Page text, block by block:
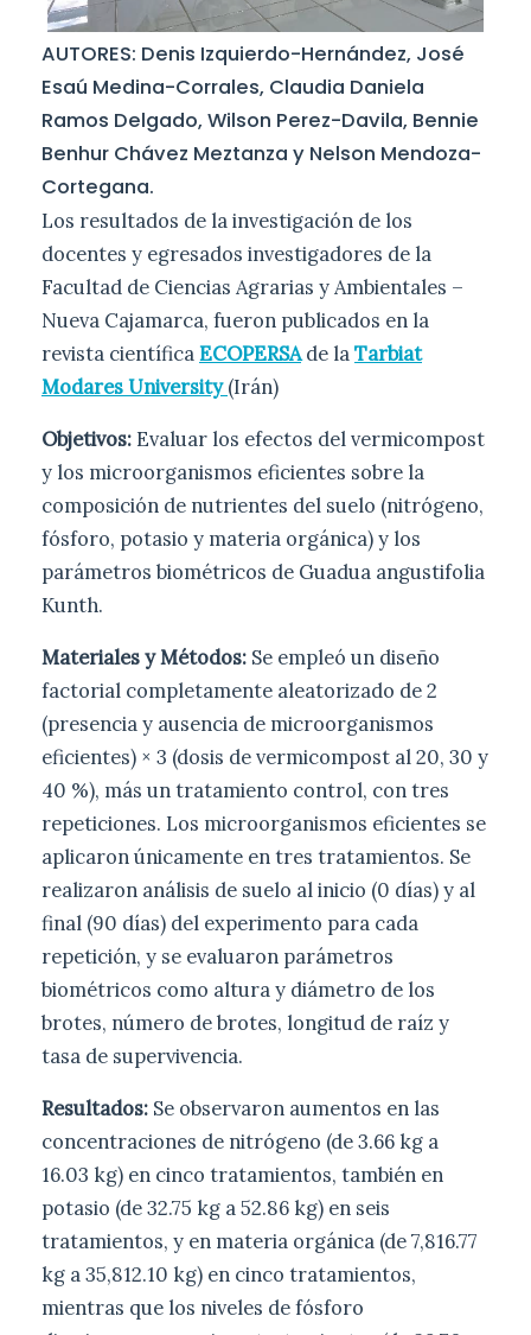
AUTORES: Denis Izquierdo-Hernández, José
Esaú Medina-Corrales, Claudia Daniela
Ramos Delgado, Wilson Perez-Davila, Bennie
Benhur Chávez Meztanza y Nelson Mendoza-
Cortegana.
Los resultados de la investigación de los
docentes y egresados investigadores de la
Facultad de Ciencias Agrarias y Ambientales –
Nueva Cajamarca, fueron publicados en la
revista científicaECOPERSAde laTarbiat
Modares University (Irán)
Objetivos: Evaluar los efectos del vermicompost
y los microorganismos eficientes sobre la
composición de nutrientes del suelo (nitrógeno,
fósforo, potasio y materia orgánica) y los
parámetros biométricos de Guadua angustifolia
Kunth.
Materiales y Métodos: Se empleó un diseño
factorial completamente aleatorizado de 2
(presencia y ausencia de microorganismos
eficientes) × 3 (dosis de vermicompost al 20, 30 y
40 %), más un tratamiento control, con tres
repeticiones. Los microorganismos eficientes se
aplicaron únicamente en tres tratamientos. Se
realizaron análisis de suelo al inicio (0 días) y al
final (90 días) del experimento para cada
repetición, y se evaluaron parámetros
biométricos como altura y diámetro de los
brotes, número de brotes, longitud de raíz y
tasa de supervivencia.
Resultados: Se observaron aumentos en las
concentraciones de nitrógeno (de 3.66 kg a
16.03 kg) en cinco tratamientos, también en
potasio (de 32.75 kg a 52.86 kg) en seis
tratamientos, y en materia orgánica (de 7,816.77
kg a 35,812.10 kg) en cinco tratamientos,
mientras que los niveles de fósforo